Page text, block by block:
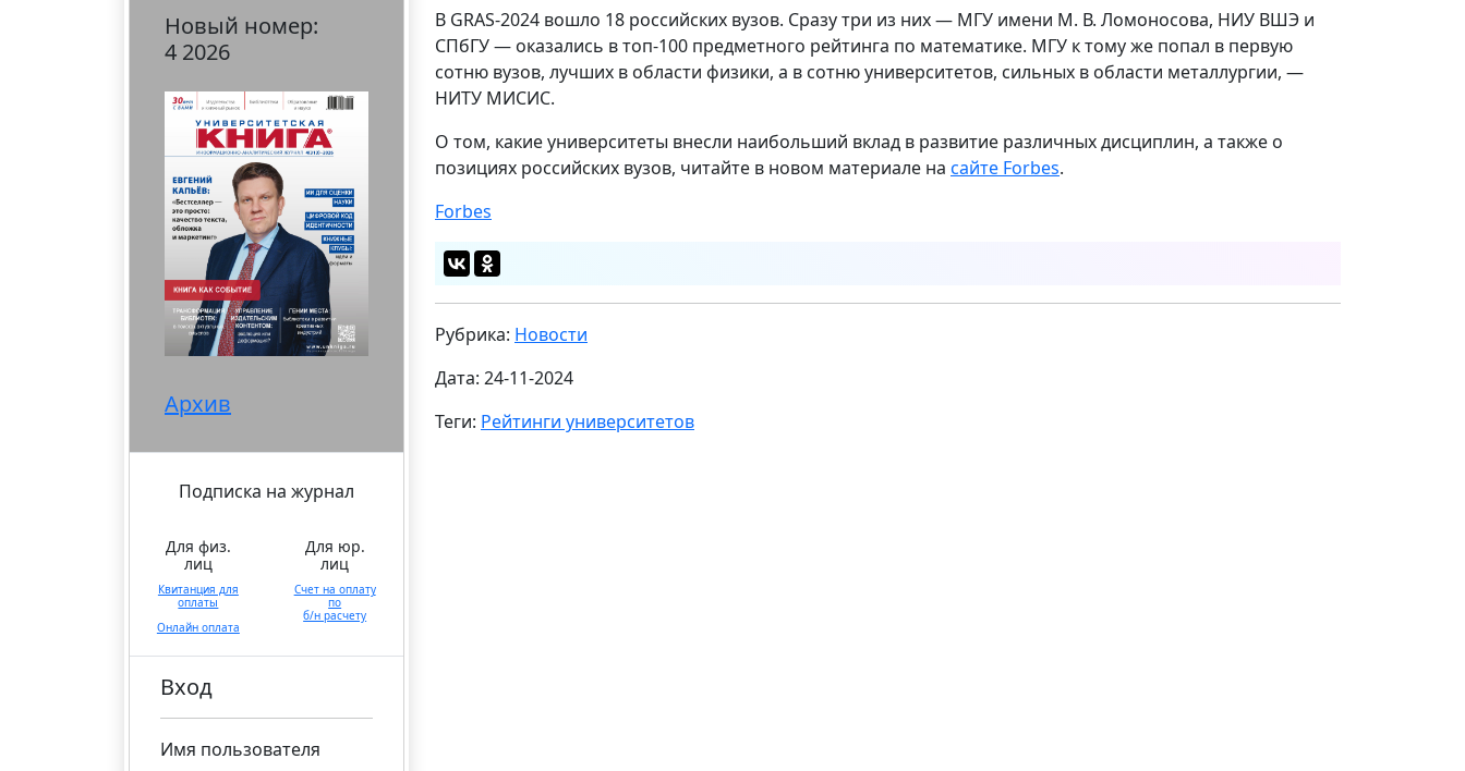
Новый номер:
4 2026
Архив
Подписка на журнал
Для физ.
лиц
Квитанция для
оплаты
Онлайн оплата
Для юр.
лиц
Счет на оплату
по
б/н расчету
Вход
Имя пользователя
В GRAS-2024 вошло 18 российских вузов. Сразу три из них — МГУ имени М. В. Ломоносова, НИУ ВШЭ и
СПбГУ — оказались в топ-100 предметного рейтинга по математике. МГУ к тому же попал в первую
сотню вузов, лучших в области физики, а в сотню университетов, сильных в области металлургии, —
НИТУ МИСИС.
О том, какие университеты внесли наибольший вклад в развитие различных дисциплин, а также о
позициях российских вузов, читайте в новом материале на сайте Forbes.
Forbes
Рубрика: Новости
Дата: 24-11-2024
Теги: Рейтинги университетов